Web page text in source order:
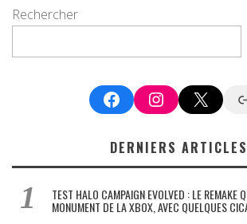
Rechercher
FacebookInstagram
X
DERNIERS ARTICLES
TEST HALO CAMPAIGN EVOLVED : LE REMAKE
MONUMENT DE LA XBOX, AVEC QUELQUES